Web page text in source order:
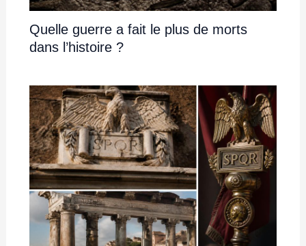
Quelle guerre a fait le plus de morts
dans l’histoire ?